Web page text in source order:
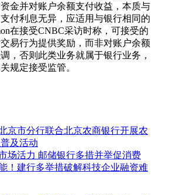
金并对账户余额支付收益，本质与
付利息无异，应适用与银行相同的
在接受CNBC采访时称，可接受的
易行为提供奖励，而非对账户余额
，否则此类业务就属于银行业务，
规定接受监管。
京市分行联合北京农商银行开展农
及活动
场活力 邮储银行多措并举促消费
！建行多举措破解科技企业融资难